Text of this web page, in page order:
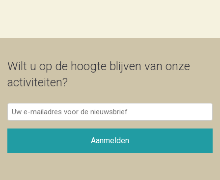
Wilt u op de hoogte blijven van onze
activiteiten?
Uw
e-
mailadres
de
Aanmelden